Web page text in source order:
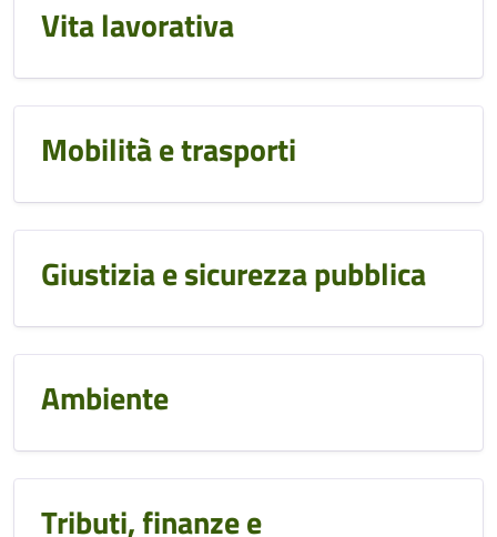
Vita lavorativa
Mobilità e trasporti
Giustizia e sicurezza pubblica
Ambiente
Tributi, finanze e